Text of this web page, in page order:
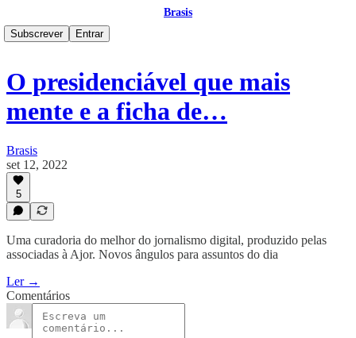
Brasis
Subscrever
Entrar
O presidenciável que mais
mente e a ficha de…
Brasis
set 12, 2022
5
Uma curadoria do melhor do jornalismo digital, produzido pelas
associadas à Ajor. Novos ângulos para assuntos do dia
Ler →
Comentários